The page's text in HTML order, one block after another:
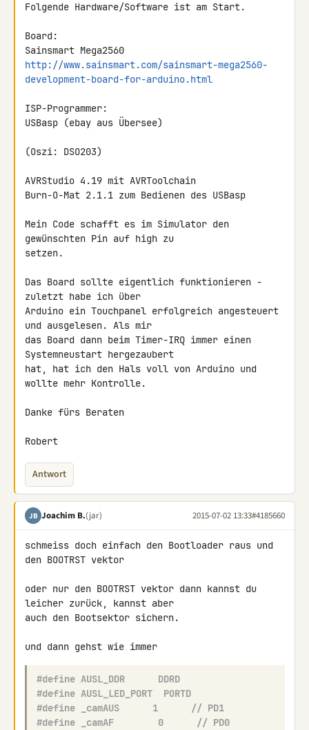
Folgende Hardware/Software ist am Start.
Board:
http://www.sainsmart.com/sainsmart-mega2560-
development-board-for-arduino.html
ISP-Programmer:
USBasp (ebay aus Übersee)
(Oszi: DSO203)
AVRStudio 4.19 mit AVRToolchain
Burn-O-Mat 2.1.1 zum Bedienen des USBasp
Mein Code schafft es im Simulator den
gewünschten Pin auf high zu
setzen.
Das Board sollte eigentlich funktionieren -
zuletzt habe ich über
Arduino ein Touchpanel erfolgreich angesteuert
und ausgelesen. Als mir
das Board dann beim Timer-IRQ immer einen
Systemneustart hergezaubert
hat, hat ich den Hals voll von Arduino und
wollte mehr Kontrolle.
Danke fürs Beraten
Robert
Antwort
JB Joachim B.(jar) 2015-07-02 13:33#4185660
schmeiss doch einfach den Bootloader raus und
den BOOTRST vektor
oder nur den BOOTRST vektor dann kannst du
leicher zurück, kannst aber
auch den Bootsektor sichern.
#define AUSL_DDR      DDRD
#define AUSL_LED_PORT  PORTD
#define _camAUS      1      // PD1
#define _camAF        0      // PD0